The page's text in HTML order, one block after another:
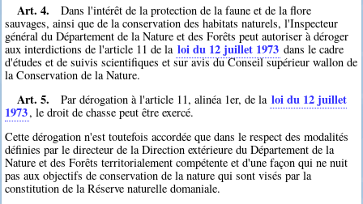
Art. 4.
Dans l'intérêt de la protection de la faune et de la flore
sauvages, ainsi que de la conservation des habitats naturels, l'Inspecteur
général du Département de la Nature et des Forêts peut autoriser à déroger
aux interdictions de l'article 11 de la loi du 12 juillet 1973 dans le cadre
d'études et de suivis scientifiques et sur avis du Conseil supérieur wallon de
la Conservation de la Nature.
Art. 5. Par dérogation à l'article 11, alinéa 1er, de la loi du 12 juillet
1973, le droit de chasse peut être exercé.
Cette dérogation n'est toutefois accordée que dans le respect des modalités
définies par le directeur de la Direction extérieure du Département de la
Nature et des Forêts territorialement compétente et d'une façon qui ne nuit
pas aux objectifs de conservation de la nature qui sont visés par la
constitution de la Réserve naturelle domaniale.